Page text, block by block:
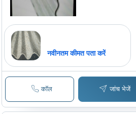
नवीनतम कीमत पता करें
कॉल जांच भेजें